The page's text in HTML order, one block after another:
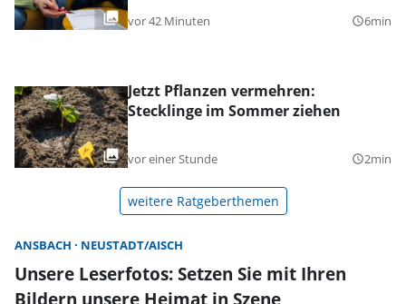
vor 42 Minuten query_builder6min
Jetzt Pflanzen vermehren:
Stecklinge im Sommer ziehen
vor einer Stunde query_builder2min
weitere Ratgeberthemen
ANSBACH NEUSTADT/AISCH
Unsere Leserfotos: Setzen Sie mit Ihren
Bildern unsere Heimat in Szene